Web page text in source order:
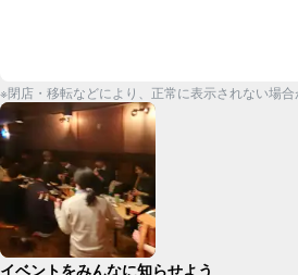
※閉店・移転などにより、正常に表示されない場
イベントをみんなに知らせよう